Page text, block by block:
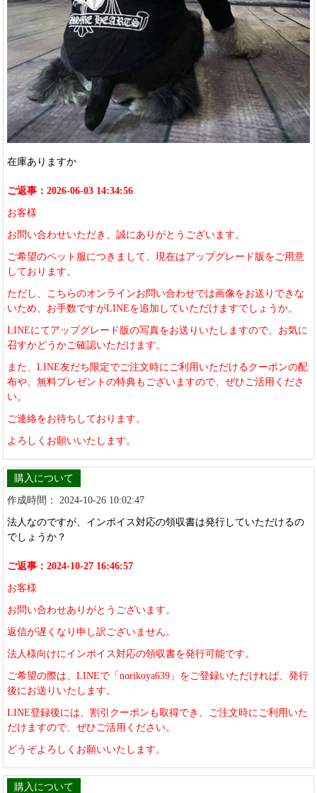
在庫ありますか
ご返事：2026-06-03 14:34:56
お客様
お問い合わせいただき、誠にありがとうございます。
ご希望のペット服につきまして、現在はアップグレード版をご用意
しております。
ただし、こちらのオンラインお問い合わせでは画像をお送りできな
いため、お手数ですがLINEを追加していただけますでしょうか。
LINEにてアップグレード版の写真をお送りいたしますので、お気に
召すかどうかご確認いただけます。
また、LINE友だち限定でご注文時にご利用いただけるクーポンの配
布や、無料プレゼントの特典もございますので、ぜひご活用くださ
い。
ご連絡をお待ちしております。
よろしくお願いいたします。
購入について
作成時間： 2024-10-26 10:02:47
法人なのですが、インボイス対応の領収書は発行していただけるの
でしょうか？
ご返事：2024-10-27 16:46:57
お客様
お問い合わせありがとうございます。
返信が遅くなり申し訳ございません。
法人様向けにインボイス対応の領収書を発行可能です。
ご希望の際は、LINEで「norikoya639」をご登録いただければ、発行
後にお送りいたします。
LINE登録後には、割引クーポンも取得でき、ご注文時にご利用いた
だけますので、ぜひご活用ください。
どうぞよろしくお願いいたします。
購入について